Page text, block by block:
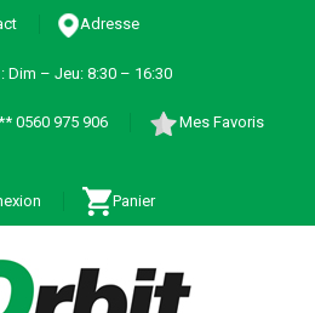
Adresse
Dim – Jeu: 8:30 – 16:30
0560 975 906 Mes Favoris
Panier